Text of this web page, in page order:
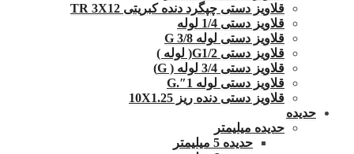
قلاویز دستی چپگرد دنده کبریتی TR 3X12
قلاویز دستی 1/4 لوله
قلاویز دستی لوله G 3/8
قلاویز دستی G1/2( لوله )
قلاویز دستی 3/4 لوله ( G)
قلاویز دستی لوله 1″.G
قلاویز دستی دنده ریز 10X1.25
حدیده
حدیده میلیمتر
حدیده 5 میلیمتر